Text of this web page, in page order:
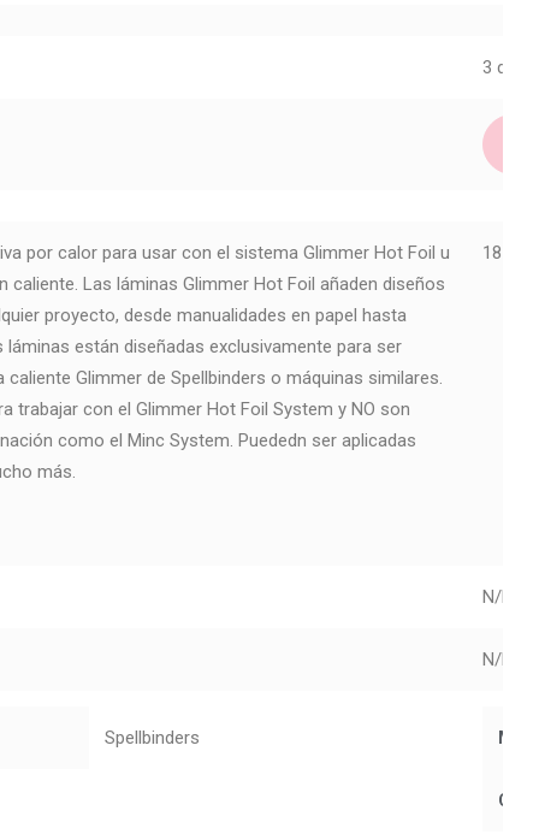
3
por calor para usar con el sistema Glimmer Hot Foil u
Las láminas Glimmer Hot Foil añaden diseños
proyecto, desde manualidades en papel hasta
están diseñadas exclusivamente para ser
Glimmer de Spellbinders o máquinas similares.
trabajar con el Glimmer Hot Foil System y NO son
como el Minc System. Puededn ser aplicadas
más.
N/D
N/D
Spellbinders